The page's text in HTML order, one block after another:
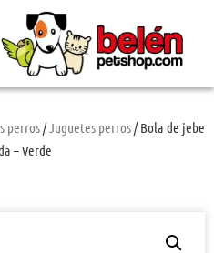
perros/Juguetes perros/ Bola de jebe
– Verde